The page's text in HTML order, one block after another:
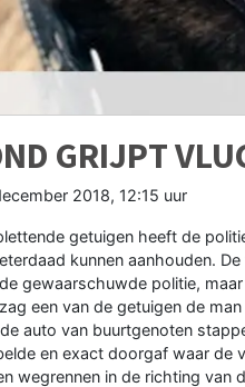
GRIJPT
2018, 12:15 uur
getuigen heeft de
kunnen aanhouden.
gewaarschuwde politie,
een van de getuigen de
auto van buurtgenoten
en exact doorgaf waar de
wegrennen in de richting van